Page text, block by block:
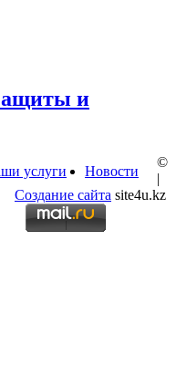
и
услуги
Новости
©
|
Создание сайта site4u.kz